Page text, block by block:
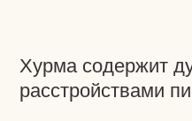
Хурма содержит
расстройствами